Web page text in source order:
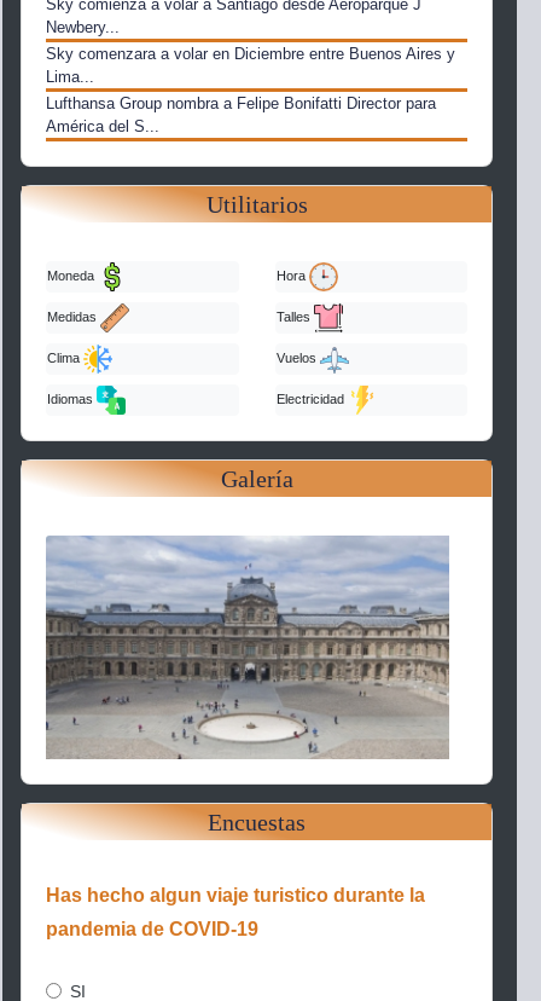
Sky comienza a volar a Santiago desde Aeroparque J
Newbery...
Sky comenzara a volar en Diciembre entre Buenos Aires y
Lima...
Lufthansa Group nombra a Felipe Bonifatti Director para
América del S...
Utilitarios
Moneda
Medidas
Clima
Idiomas
Hora
Talles
Vuelos
Electricidad
Galería
Encuestas
Has hecho algun viaje turistico durante la
pandemia de COVID-19
SI